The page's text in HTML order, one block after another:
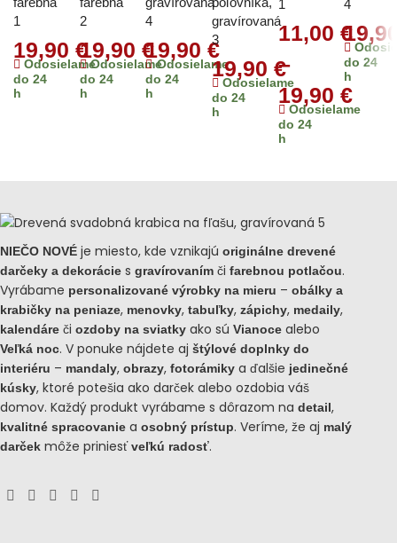
1
19,90 €
Odosielame
do 24
h
2
19,90 €
Odosielame
do 24
h
4
19,90€
Odosielame
do 24
h
gravírovaná
3
19,90 €
Odosielame
do 24
h
1
11,00 €
–
19,90 €
Odosielame
do 24
h
4
do 24
h
NIEČO NOVÉ je miesto, kde vznikajú originálne drevené
darčeky a dekorácie s gravírovaním či farebnou potlačou.
Vyrábame personalizované výrobky na mieru – obálky a
krabičky na peniaze, menovky, tabuľky, zápichy, medaily,
kalendáre či ozdoby na sviatky ako sú Vianoce alebo
Veľká noc. V ponuke nájdete aj štýlové doplnky do
interiéru – mandaly, obrazy, fotorámiky a ďalšie jedinečné
kúsky, ktoré potešia ako darček alebo ozdobia váš
domov. Každý produkt vyrábame s dôrazom na detail,
kvalitné spracovanie a osobný prístup. Veríme, že aj malý
darček môže priniesťveľkú radosť.